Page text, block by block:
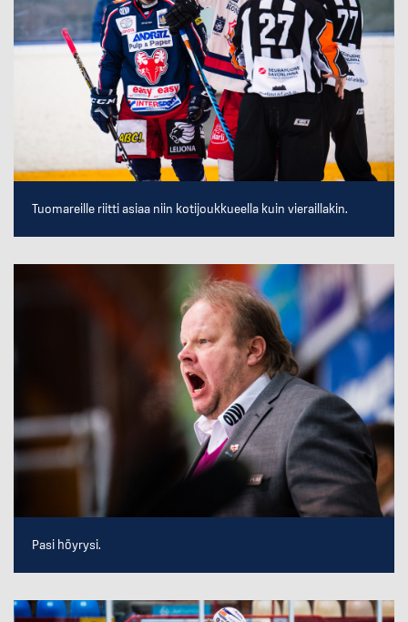
Tuomareille riitti asiaa niin kotijoukkueella kuin vieraillakin.
Pasi höyrysi.